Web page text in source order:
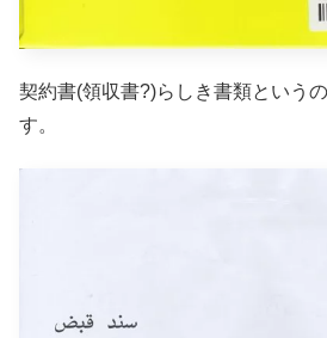
契約書(領収書?)らしき書類という
す。